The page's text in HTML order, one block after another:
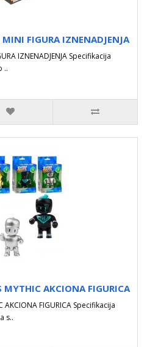
FIGURA IZNENADJENJA
IZNENADJENJA Specifikacija
..
MYTHIC AKCIONA FIGURICA
AKCIONA FIGURICA Specifikacija
s..